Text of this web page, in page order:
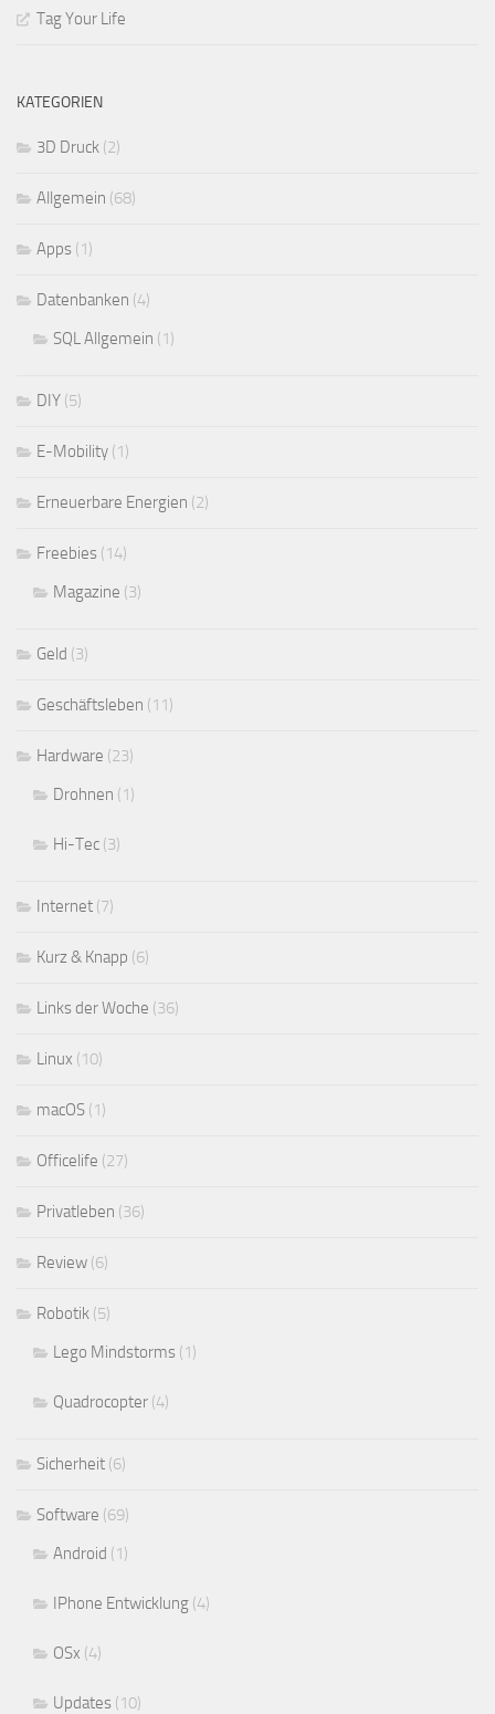
Tag Your Life
KATEGORIEN
3D Druck (2)
Allgemein (68)
Apps (1)
Datenbanken (4)
SQL Allgemein (1)
DIY (5)
E-Mobility (1)
Erneuerbare Energien (2)
Freebies (14)
Magazine (3)
Geld (3)
Geschäftsleben (11)
Hardware (23)
Drohnen (1)
Hi-Tec (3)
Internet (7)
Kurz & Knapp (6)
Links der Woche (36)
Linux (10)
macOS (1)
Officelife (27)
Privatleben (36)
Review (6)
Robotik (5)
Lego Mindstorms (1)
Quadrocopter (4)
Sicherheit (6)
Software (69)
Android (1)
IPhone Entwicklung (4)
OSx (4)
Updates (10)